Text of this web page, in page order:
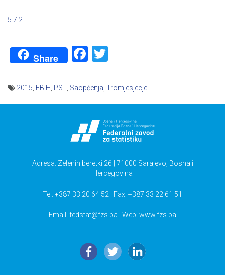
5.7.2
Share Facebook
2015 FBiH PST, Saopćenja Tromjesjecje
Adresa: Zelenih beretki 26 | 71000 Sarajevo, Bosna i
Hercegovina
Tel: +387 33 20 64 52 | Fax: +387 33 22 61 51
Email: fedstat@fzs.ba | Web: www.fzs.ba